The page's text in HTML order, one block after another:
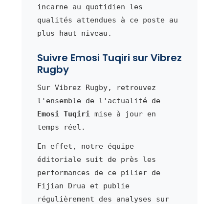
incarne au quotidien les
qualités attendues à ce poste au
plus haut niveau.
Suivre Emosi Tuqiri sur Vibrez
Rugby
Sur Vibrez Rugby, retrouvez
l'ensemble de l'actualité de
Emosi Tuqirimise à jour en
temps réel.
En effet, notre équipe
éditoriale suit de près les
performances de ce pilier de
Fijian Drua et publie
régulièrement des analyses sur